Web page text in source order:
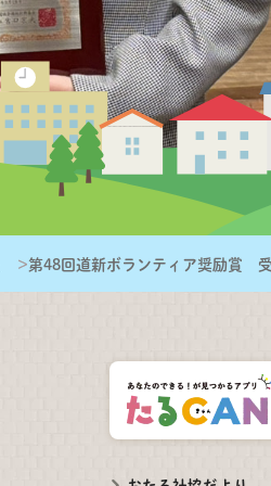
第48回道新ボランティア奨励賞